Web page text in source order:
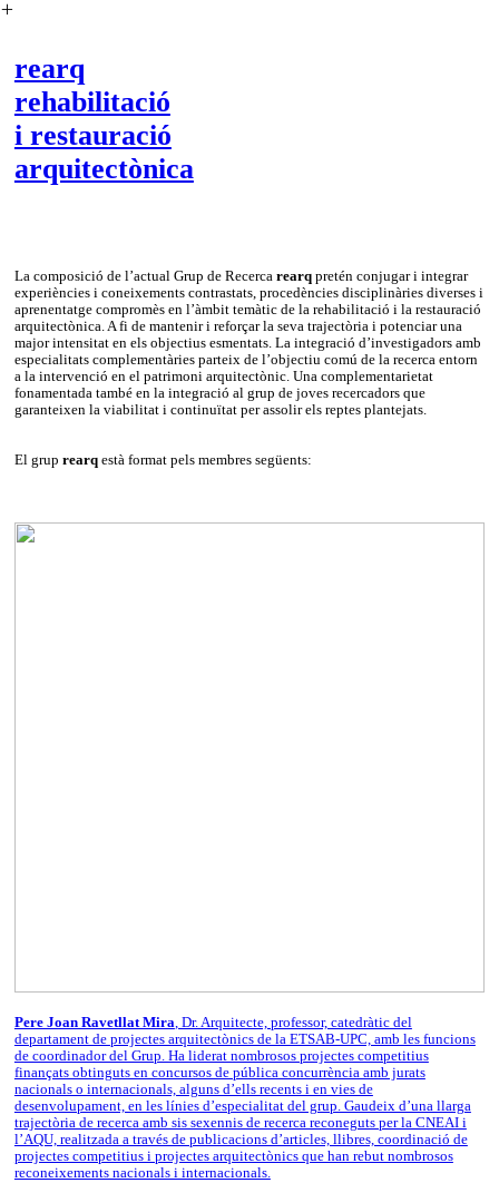
︎
rearq
rehabilitació
i restauració
arquitectònica
La composició de l’actual Grup de Recerca rearqpretén conjugar i integrar
experiències i coneixements contrastats, procedències disciplinàries diverses i
aprenentatge compromès en l’àmbit temàtic de la rehabilitació i la restauració
arquitectònica. A fi de mantenir i reforçar la seva trajectòria i potenciar una
major intensitat en els objectius esmentats. La integració d’investigadors amb
especialitats complementàries parteix de l’objectiu comú de la recerca entorn
a la intervenció en el patrimoni arquitectònic. Una complementarietat
fonamentada també en la integració al grup de joves recercadors que
garanteixen la viabilitat i continuïtat per assolir els reptes plantejats.
El grup rearqestà format pels membres següents:
Pere Joan Ravetllat Mira, Dr. Arquitecte, professor, catedràtic del
departament de projectes arquitectònics de la ETSAB-UPC, amb les funcions
de coordinador del Grup. Ha liderat nombrosos projectes competitius
finançats obtinguts en concursos de pública concurrència amb jurats
nacionals o internacionals, alguns d’ells recents i en vies de
desenvolupament, en les línies d’especialitat del grup. Gaudeix d’una llarga
trajectòria de recerca amb sis sexennis de recerca reconeguts per la CNEAI i
l’AQU, realitzada a través de publicacions d’articles, llibres, coordinació de
projectes competitius i projectes arquitectònics que han rebut nombrosos
reconeixements nacionals i internacionals.